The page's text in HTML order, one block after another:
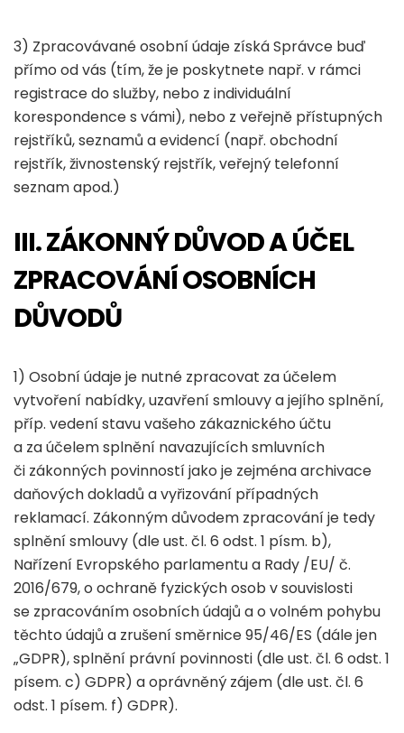
3) Zpracovávané osobní údaje získá Správce buď
přímo od vás (tím, že je poskytnete např. v rámci
registrace do služby, nebo z individuální
korespondence s vámi), nebo z veřejně přístupných
rejstříků, seznamů a evidencí (např. obchodní
rejstřík, živnostenský rejstřík, veřejný telefonní
seznam apod.)
III. ZÁKONNÝ DŮVOD A ÚČEL
ZPRACOVÁNÍ OSOBNÍCH
DŮVODŮ
1) Osobní údaje je nutné zpracovat za účelem
vytvoření nabídky, uzavření smlouvy a jejího splnění,
příp. vedení stavu vašeho zákaznického účtu
a za účelem splnění navazujících smluvních
či zákonných povinností jako je zejména archivace
daňových dokladů a vyřizování případných
reklamací. Zákonným důvodem zpracování je tedy
splnění smlouvy (dle ust. čl. 6 odst. 1 písm. b),
Nařízení Evropského parlamentu a Rady /EU/ č.
2016/679, o ochraně fyzických osob v souvislosti
se zpracováním osobních údajů a o volném pohybu
těchto údajů a zrušení směrnice 95/46/ES (dále jen
„GDPR), splnění právní povinnosti (dle ust. čl. 6 odst. 1
písem. c) GDPR) a oprávněný zájem (dle ust. čl. 6
odst. 1 písem. f) GDPR).